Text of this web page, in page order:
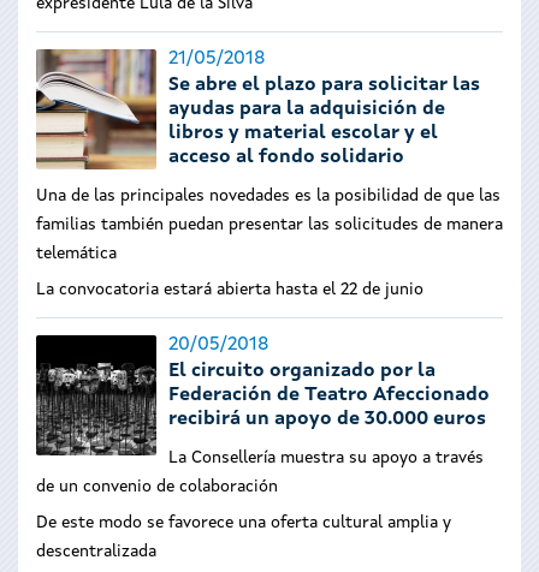
expresidente Lula de la Silva
21/05/2018
Se abre el plazo para solicitar las
ayudas para la adquisición de
libros y material escolar y el
acceso al fondo solidario
Una de las principales novedades es la posibilidad de que las
familias también puedan presentar las solicitudes de manera
telemática
La convocatoria estará abierta hasta el 22 de junio
20/05/2018
El circuito organizado por la
Federación de Teatro Afeccionado
recibirá un apoyo de 30.000 euros
La Consellería muestra su apoyo a través
de un convenio de colaboración
De este modo se favorece una oferta cultural amplia y
descentralizada